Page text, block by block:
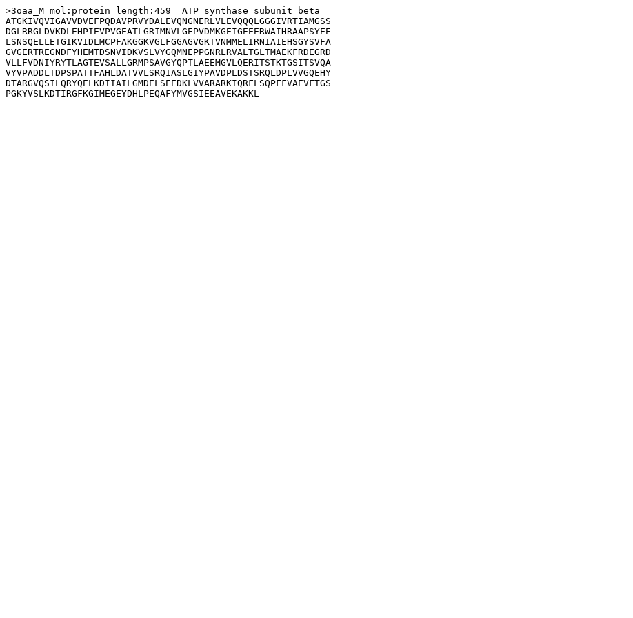
>3oaa_M mol:protein length:459  ATP synthase subunit beta
ATGKIVQVIGAVVDVEFPQDAVPRVYDALEVQNGNERLVLEVQQQLGGGIVRTIAMGSS
DGLRRGLDVKDLEHPIEVPVGEATLGRIMNVLGEPVDMKGEIGEEERWAIHRAAPSYEE
LSNSQELLETGIKVIDLMCPFAKGGKVGLFGGAGVGKTVNMMELIRNIAIEHSGYSVFA
GVGERTREGNDFYHEMTDSNVIDKVSLVYGQMNEPPGNRLRVALTGLTMAEKFRDEGRD
VLLFVDNIYRYTLAGTEVSALLGRMPSAVGYQPTLAEEMGVLQERITSTKTGSITSVQA
VYVPADDLTDPSPATTFAHLDATVVLSRQIASLGIYPAVDPLDSTSRQLDPLVVGQEHY
DTARGVQSILQRYQELKDIIAILGMDELSEEDKLVVARARKIQRFLSQPFFVAEVFTGS